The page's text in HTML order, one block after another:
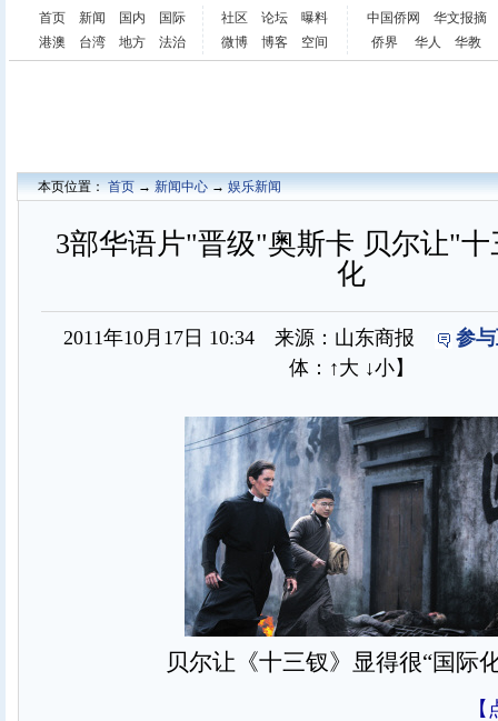
首页 新闻 国内
国际
港澳
台湾 地方 法治
社区 论坛
曝料
微博
博客 空间
中国侨网
华文报摘
侨界
华人 华教
本页位置：首页→新闻中心→娱乐新闻
3部华语片"晋级"奥斯卡 贝尔让"
化
2011年10月17日 10:34 来源：山东商报
参
体： ↑大 ↓小】
贝尔让《十三钗》显得很“国际